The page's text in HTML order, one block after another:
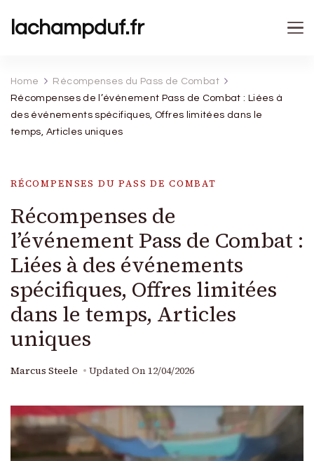
lachampduf.fr
Home
Récompenses du Pass de Combat
Récompenses de l’événement Pass de Combat : Liées à
des événements spécifiques, Offres limitées dans le
temps, Articles uniques
RÉCOMPENSES DU PASS DE COMBAT
Récompenses de
l’événement Pass de Combat :
Liées à des événements
spécifiques, Offres limitées
dans le temps, Articles
uniques
Marcus Steele Updated On 12/04/2026